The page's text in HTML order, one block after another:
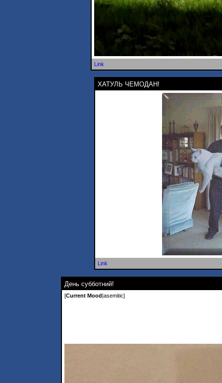
Link
ХАТУЛЬ ЧЕМОДАН!
Link
День субботний!
[Current Mood|asemitic]